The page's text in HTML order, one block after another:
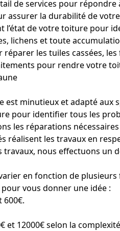
de services pour
assurer la durabilité de
l’état de votre toiture pour
lichens et toute
les tuiles cassées,
pour rendre votre
est minutieux et adapté aux
pour identifier tous les
les réparations
réalisent les travaux en
travaux, nous effectuons
en fonction de
vous donner une idée :
600€.
et 12000€ selon la